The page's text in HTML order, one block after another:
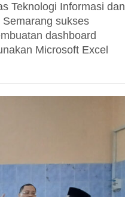
Teknologi Informasi dan
sukses
dashboard
Microsoft Excel